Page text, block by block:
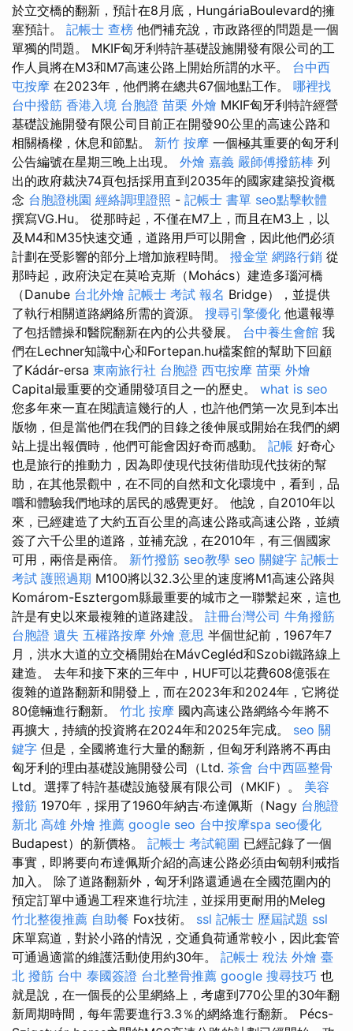
於立交橋的翻新，預計在8月底，HungáriaBoulevard的擁
塞預計。 記帳士 查榜 他們補充說，市政路徑的問題是一個
單獨的問題。 MKIF匈牙利特許基礎設施開發有限公司的工
作人員將在M3和M7高速公路上開始所謂的水平。 台中西
屯按摩 在2023年，他們將在總共67個地點工作。 哪裡找
台中撥筋 香港入境 台胞證 苗栗 外燴 MKIF匈牙利特許經營
基礎設施開發有限公司目前正在開發90公里的高速公路和
相關橋樑，休息和節點。 新竹 按摩 一個極其重要的匈牙利
公告編號在星期三晚上出現。 外燴 嘉義 嚴師傅撥筋棒 列
出的政府裁決74頁包括採用直到2035年的國家建築投資概
念 台胞證桃園 經絡調理證照 - 記帳士 書單 seo點擊軟體
撰寫VG.Hu。 從那時起，不僅在M7上，而且在M3上，以
及M4和M35快速交通，道路用戶可以開會，因此他們必須
計劃在受影響的部分上增加旅程時間。 撥金堂 網路行銷 從
那時起，政府決定在莫哈克斯（Mohács）建造多瑙河橋
（Danube 台北外燴 記帳士 考試 報名 Bridge），並提供
了執行相關道路網絡所需的資源。 搜尋引擎優化 他還報導
了包括體操和醫院翻新在內的公共發展。 台中養生會館 我
們在Lechner知識中心和Fortepan.hu檔案館的幫助下回顧
了Kádár-ersa 東南旅行社 台胞證 西屯按摩 苗栗 外燴
Capital最重要的交通開發項目之一的歷史。 what is seo
您多年來一直在閱讀這幾行的人，也許他們第一次見到本出
版物，但是當他們在我們的目錄之後伸展或開始在我們的網
站上提出報價時，他們可能會因好奇而感動。 記帳 好奇心
也是旅行的推動力，因為即使現代技術借助現代技術的幫
助，在其他景觀中，在不同的自然和文化環境中，看到，品
嚐和體驗我們地球的居民的感覺更好。 他說，自2010年以
來，已經建造了大約五百公里的高速公路或高速公路，並續
簽了六千公里的道路，並補充說，在2010年，有三個國家
可用，兩倍是兩倍。 新竹撥筋 seo教學 seo 關鍵字 記帳士
考試 護照過期 M100將以32.3公里的速度將M1高速公路與
Komárom-Esztergom縣最重要的城市之一聯繫起來，這也
許是有史以來最複雜的道路建設。 註冊台灣公司 牛角撥筋
台胞證 遺失 五權路按摩 外燴 意思 半個世紀前，1967年7
月，洪水大道的立交橋開始在MávCegléd和Szobi鐵路線上
建造。 去年和接下來的三年中，HUF可以花費608億張在
復雜的道路翻新和開發上，而在2023年和2024年，它將從
80億輛進行翻新。 竹北 按摩 國內高速公路網絡今年將不
再擴大，持續的投資將在2024年和2025年完成。 seo 關
鍵字 但是，全國將進行大量的翻新，但匈牙利路將不再由
匈牙利的理由基礎設施開發公司（Ltd. 茶會 台中西區整骨
Ltd。選擇了特許基礎設施發展有限公司（MKIF）。 美容
撥筋 1970年，採用了1960年納吉·布達佩斯（Nagy 台胞證
新北 高雄 外燴 推薦 google seo 台中按摩spa seo優化
Budapest）的新價格。 記帳士 考試範圍 已經記錄了一個
事實，即將要向布達佩斯介紹的高速公路必須由匈朝利戒指
加入。 除了道路翻新外，匈牙利路還通過在全國范圍內的
預定訂單中通過工程來進行坑洼，並採用更耐用的Meleg
竹北整復推薦 自助餐 Fox技術。 ssl 記帳士 歷屆試題 ssl
床單寫道，對於小路的情況，交通負荷通常較小，因此套管
可通過適當的維護活動使用約30年。 記帳士 稅法 外燴 臺
北 撥筋 台中 泰國簽證 台北整骨推薦 google 搜尋技巧 也
就是說，在一個長的公里網絡上，考慮到770公里的30年翻
新周期時間，每年需要進行3.3％的網絡進行翻新。 Pécs-